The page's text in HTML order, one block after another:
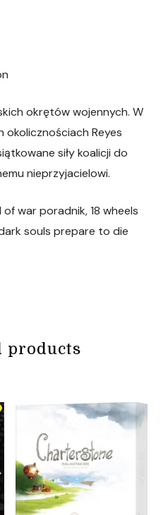
okrętów wojennych. W
Reyes
siły koalicji do
nieprzyjacielowi.
war poradnik, 18 wheels
souls prepare to die
products